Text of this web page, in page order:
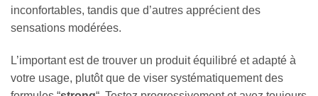
inconfortables, tandis que d’autres apprécient des
sensations modérées.
L’important est de trouver un produit équilibré et adapté à
votre usage, plutôt que de viser systématiquement des